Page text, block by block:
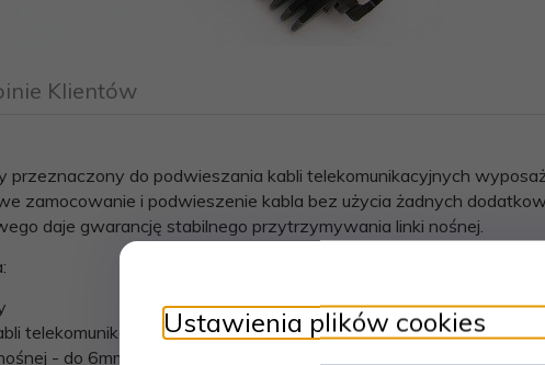
Klientów
przeznaczony do podwieszania kabli telekomunikacyjnych
zamocowanie i podwieszenie kabla bez użycia żadnych
daje gwarancję stabilnego przytrzymywania linki nośnej.
telekomunikacyjnych z linką nośną (np. Xztkmxpwn)
- do 6mm
Ustawienia plików cookies